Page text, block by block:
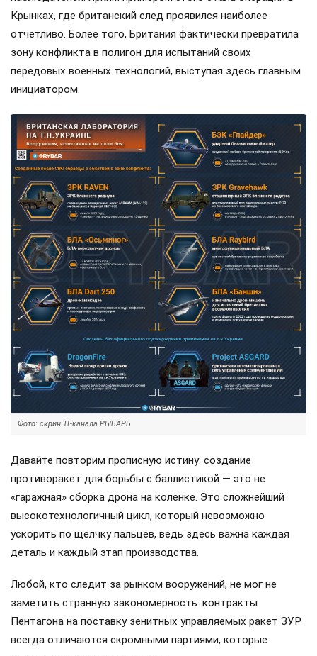
Крынках, где британский след проявился наиболее
отчетливо. Более того, Британия фактически превратила
зону конфликта в полигон для испытаний своих
передовых военных технологий, выступая здесь главным
инициатором.
Фото: скрин ТГ-канала РЫБАРЬ
Давайте повторим прописную истину: создание
противоракет для борьбы с баллистикой — это не
«гаражная» сборка дрона на коленке. Это сложнейший
высокотехнологичный цикл, который невозможно
ускорить по щелчку пальцев, ведь здесь важна каждая
деталь и каждый этап производства.
Любой, кто следит за рынком вооружений, не мог не
заметить странную закономерность: контракты
Пентагона на поставку зенитных управляемых ракет ЗУР
всегда отличаются скромными партиями, которые